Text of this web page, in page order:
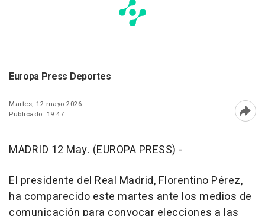
Europa Press Deportes
Martes, 12 mayo 2026
Publicado: 19:47
MADRID 12 May. (EUROPA PRESS) -
El presidente del Real Madrid, Florentino Pérez,
ha comparecido este martes ante los medios de